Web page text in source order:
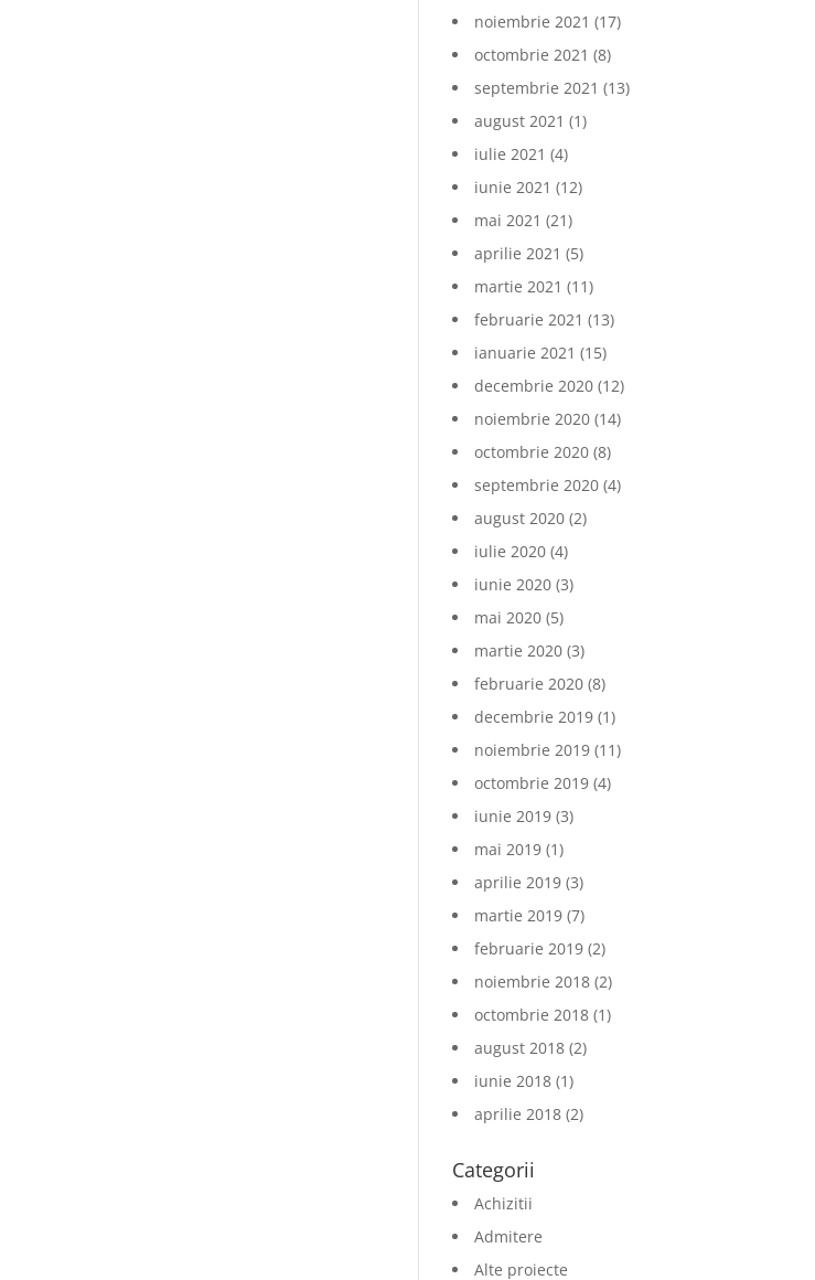
noiembrie 2021 (17)
octombrie 2021 (8)
septembrie 2021 (13)
august 2021 (1)
iulie 2021 (4)
iunie 2021 (12)
mai 2021 (21)
aprilie 2021 (5)
martie 2021 (11)
februarie 2021 (13)
ianuarie 2021 (15)
decembrie 2020 (12)
noiembrie 2020 (14)
octombrie 2020 (8)
septembrie 2020 (4)
august 2020 (2)
iulie 2020 (4)
iunie 2020 (3)
mai 2020 (5)
martie 2020 (3)
februarie 2020 (8)
decembrie 2019 (1)
noiembrie 2019 (11)
octombrie 2019 (4)
iunie 2019 (3)
mai 2019 (1)
aprilie 2019 (3)
martie 2019 (7)
februarie 2019 (2)
noiembrie 2018 (2)
octombrie 2018 (1)
august 2018 (2)
iunie 2018 (1)
aprilie 2018 (2)
Categorii
Achizitii
Admitere
Alte proiecte